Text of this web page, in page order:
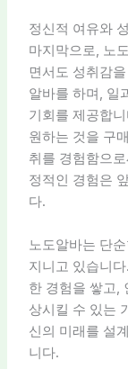
정신적 여유와
마지막으로, 노
면서도 성취감
알바를 하며, 일
기회를 제공합
원하는 것을 구
취를 경험함으
정적인 경험은
다.
노도알바는 단
지니고 있습니
한 경험을 쌓고,
상시킬 수 있는
신의 미래를 설
니다.